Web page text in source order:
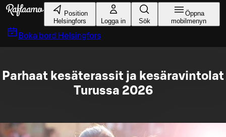
Gå till huvudinnehållet
Position
Helsingfors
Logga in Sök
Öppna
mobilmenyn
Boka bord Helsingfors
Parhaat kesäterassit ja kesäravintolat
Turussa 2026